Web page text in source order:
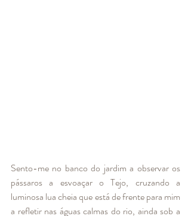
Sento-me no banco do jardim a observar os
pássaros a esvoaçar o Tejo, cruzando a
luminosa lua cheia que está de frente para mim
a refletir nas águas calmas do rio, ainda sob a